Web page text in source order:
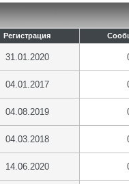
Регистрация
31.01.2020
04.01.2017
04.08.2019
04.03.2018
14.06.2020